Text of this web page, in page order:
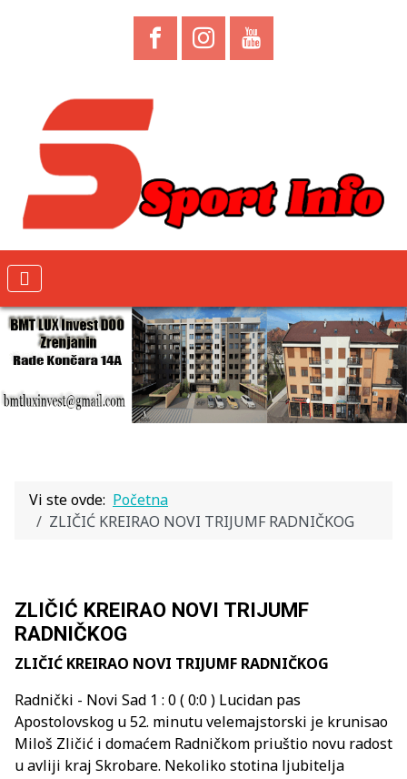
Vi ste ovde: Početna
ZLIČIĆ KREIRAO NOVI TRIJUMF RADNIČKOG
ZLIČIĆ KREIRAO NOVI TRIJUMF
RADNIČKOG
ZLIČIĆ KREIRAO NOVI TRIJUMF RADNIČKOG
Radnički - Novi Sad 1 : 0 ( 0:0 ) Lucidan pas
Apostolovskog u 52. minutu velemajstorski je krunisao
Miloš Zličić i domaćem Radničkom priuštio novu radost
u avliji kraj Skrobare. Nekoliko stotina ljubitelja